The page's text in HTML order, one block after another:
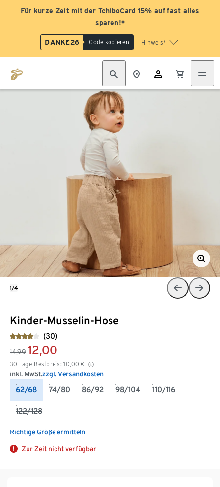
Für kurze Zeit mit der TchiboCard 15% auf fast alles
sparen!*
DANKE26 Code kopieren Hinweis*
Kinder-Musselin-Hose
(30)
14,99 12,00
30-Tage-Bestpreis: 10,00 €
inkl. MwSt.zzgl. Versandkosten
62/68 74/80 86/92 98/104 110/116
122/128
Richtige Größe ermitteln
Zur Zeit nicht verfügbar
1/4